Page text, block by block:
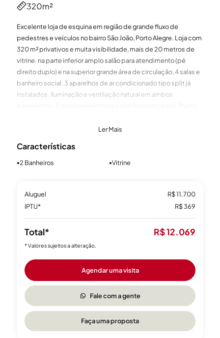
320m²
Excelente loja de esquina em região de grande fluxo de
pedestres e veículos no bairro São João, Porto Alegre. Loja com
320 m² privativos e muita visibilidade, mais de 20 metros de
vitrine. na parte inferior amplo salão para atendimento (pé
direito duplo) e na superior grande área de circulação, 4 salas e
banheiro social. 3 aparelhos de ar condicionado tipo split já
instalados. Iluminação e ventilação natural em ambos
diferentes tipos de comércio tais como lojas de móveis,
privilegiada em confluência de importantes vias. Imóvel não
tem valor de condomínio. Agende a sua visita agora mesmo.
Ler Mais
Características
●2 Banheiros ●Vitrine
Aluguel
R$ 11.700
IPTU*
R$ 369
Total* R$ 12.069
* Valores sujeitos a alteração.
Agendar uma visita
Fale com a gente
Faça uma proposta